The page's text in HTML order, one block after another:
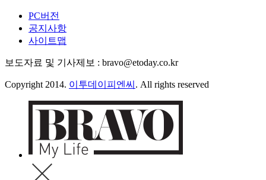
PC버전
공지사항
사이트맵
보도자료 및 기사제보 : bravo@etoday.co.kr
Copyright 2014. 이투데이피엔씨 . All rights reserved